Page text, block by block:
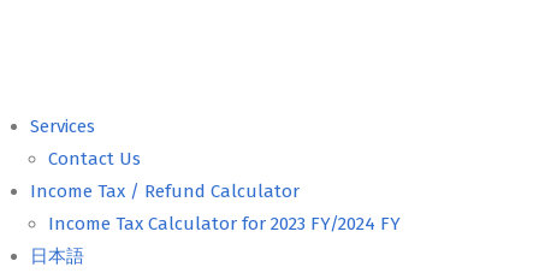
Services
Contact Us
Income Tax / Refund Calculator
Income Tax Calculator for 2023 FY/2024 FY
日本語